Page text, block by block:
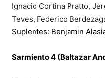
Ignacio Cortina Pratto,
Teves, Federico
Suplentes: Benjamin
Sarmiento 4 (Baltazar